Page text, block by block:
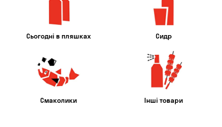
Сьогодні в пляшках Сидр
Смаколики Інші товари